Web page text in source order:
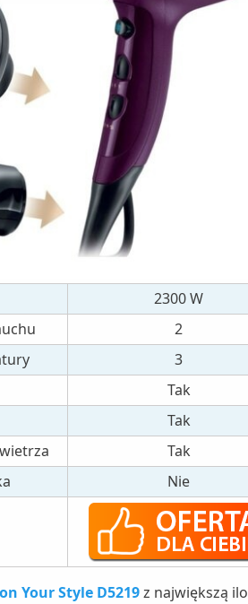
2300 W
2
3
Tak
Tak
Tak
Nie
Your Style D5219z największą